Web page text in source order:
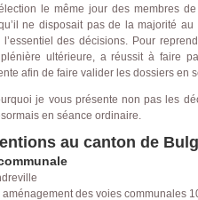
le même jour des membres
ne disposait pas de la majorité
l’essentiel des décisions. Pour
ultérieure, a réussit à faire
afin de faire valider les dossiers en
je vous présente non pas les
en séance ordinaire.
au canton de
aménagement des voies communales